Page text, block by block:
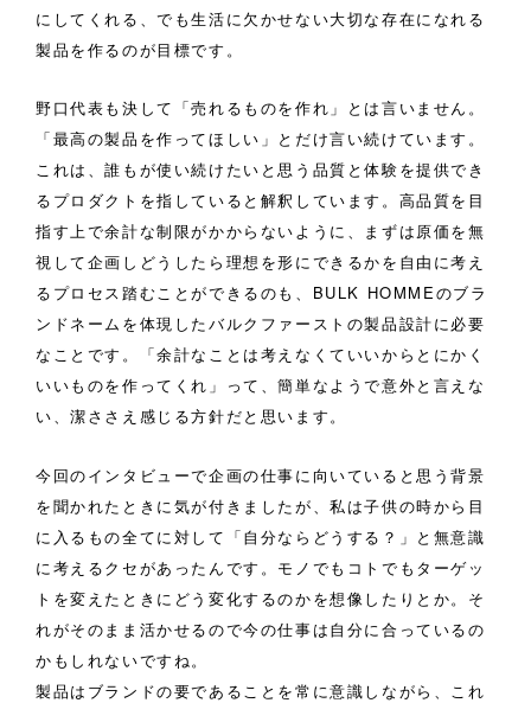
にしてくれる、でも生活に欠かせない大切な存在になれる
製品を作るのが目標です。
野口代表も決して「売れるものを作れ」とは言いません。
「最高の製品を作ってほしい」とだけ言い続けています。
これは、誰もが使い続けたいと思う品質と体験を提供でき
るプロダクトを指していると解釈しています。高品質を目
指す上で余計な制限がかからないように、まずは原価を無
視して企画しどうしたら理想を形にできるかを自由に考え
るプロセス踏むことができるのも、BULK HOMMEのブラ
ンドネームを体現したバルクファーストの製品設計に必要
なことです。「余計なことは考えなくていいからとにかく
いいものを作ってくれ」って、簡単なようで意外と言えな
い、潔ささえ感じる方針だと思います。
今回のインタビューで企画の仕事に向いていると思う背景
を聞かれたときに気が付きましたが、私は子供の時から目
に入るもの全てに対して「自分ならどうする？」と無意識
に考えるクセがあったんです。モノでもコトでもターゲッ
トを変えたときにどう変化するのかを想像したりとか。そ
れがそのまま活かせるので今の仕事は自分に合っているの
かもしれないですね。
製品はブランドの要であることを常に意識しながら、これ